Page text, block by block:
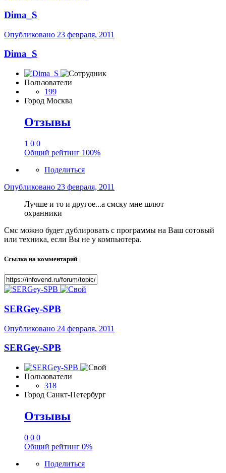
Dima_S
Опубликовано 23 февраля, 2011
Dima_S
Пользователи
199
Город Москва
Отзывы
1 0 0
Общий рейтинг 100%
Поделиться
Опубликовано 23 февраля, 2011
Лучше и то и другое...а смску мне шлют
охранники
Смс можно будет дублировать с программы на Ваш сотовый
или техника, если Вы не у компьютера.
Ссылка на комментарий
SERGey-SPB
Опубликовано 24 февраля, 2011
SERGey-SPB
Пользователи
318
Город Санкт-Петербург
Отзывы
0 0 0
Общий рейтинг 0%
Поделиться